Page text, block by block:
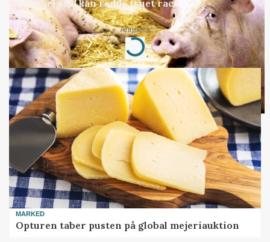
Gammel sæd kan redde truet race
Annonce
Loading...
MARKED
Opturen taber pusten på global mejeriauktion